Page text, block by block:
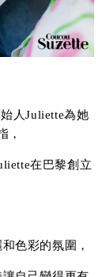
人Juliette為她
，
在巴黎創立
色彩的氛圍，